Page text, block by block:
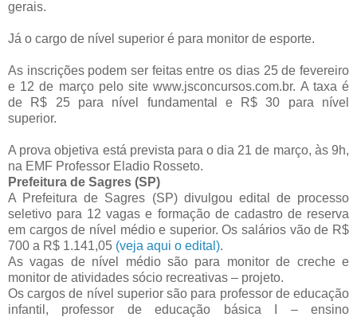
gerais.
Já o cargo de nível superior é para monitor de esporte.
As inscrições podem ser feitas entre os dias 25 de fevereiro
e 12 de março pelo site www.jsconcursos.com.br. A taxa é
de R$ 25 para nível fundamental e R$ 30 para nível
superior.
A prova objetiva está prevista para o dia 21 de março, às 9h,
na EMF Professor Eladio Rosseto.
Prefeitura de Sagres (SP)
A Prefeitura de Sagres (SP) divulgou edital de processo
seletivo para 12 vagas e formação de cadastro de reserva
em cargos de nível médio e superior. Os salários vão de R$
700 a R$ 1.141,05 (veja aqui o edital).
As vagas de nível médio são para monitor de creche e
monitor de atividades sócio recreativas – projeto.
Os cargos de nível superior são para professor de educação
infantil, professor de educação básica I – ensino